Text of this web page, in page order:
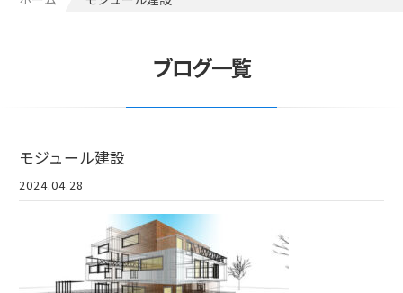
ブログ一覧
モジュール建設
2024.04.28